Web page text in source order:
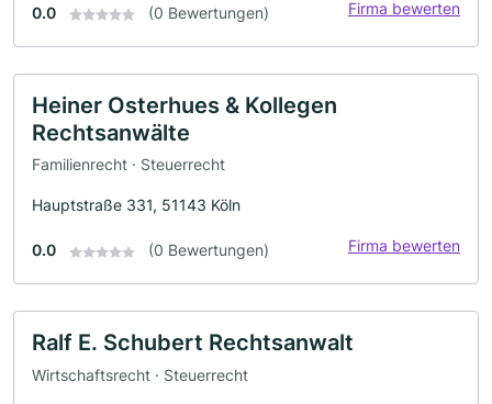
0.0 (0 Bewertungen) Firma bewerten
Heiner Osterhues & Kollegen
Rechtsanwälte
Familienrecht · Steuerrecht
Hauptstraße 331, 51143 Köln
0.0 (0 Bewertungen) Firma bewerten
Ralf E. Schubert Rechtsanwalt
Wirtschaftsrecht · Steuerrecht